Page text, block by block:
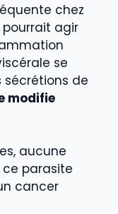
chez
pourrait agir
se
sécrétions de
modifie
aucune
parasite
cancer